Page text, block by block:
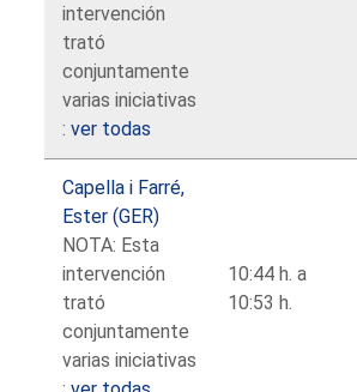
intervención
trató
conjuntamente
varias iniciativas
:ver todas
Capella i Farré,
Ester (GER)
NOTA: Esta
intervención
trató
conjuntamente
varias iniciativas
10:44 h. a
10:53 h.